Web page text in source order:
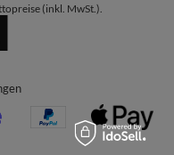
(inkl. MwSt.).